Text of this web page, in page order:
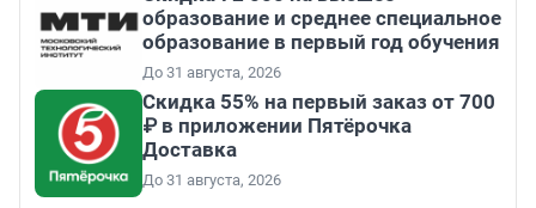
образование и среднее специальное
образование в первый год обучения
До 31 августа, 2026
Скидка 55% на первый заказ от 700
₽ в приложении Пятёрочка
Доставка
До 31 августа, 2026